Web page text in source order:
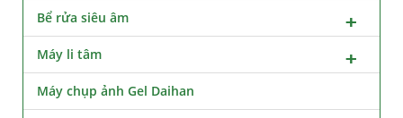
Bể rửa siêu âm
Máy li tâm
Máy chụp ảnh Gel Daihan